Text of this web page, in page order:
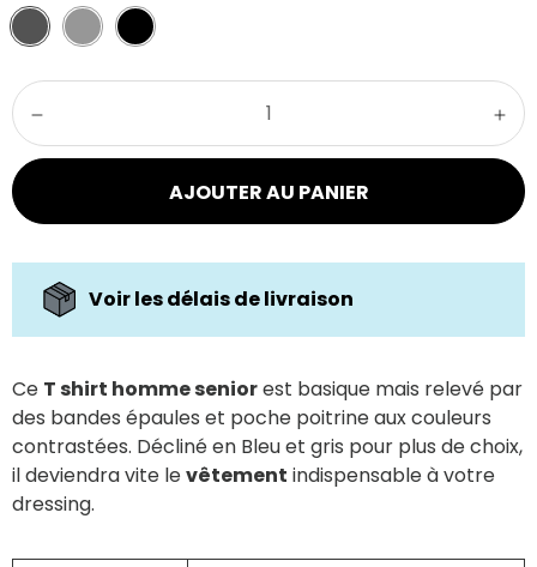
AJOUTER AU PANIER
Voir les délais de livraison
Ce T shirt homme seniorest basique mais relevé par
des bandes épaules et poche poitrine aux couleurs
contrastées. Décliné en Bleu et gris pour plus de choix,
il deviendra vite levêtement indispensable à votre
dressing.